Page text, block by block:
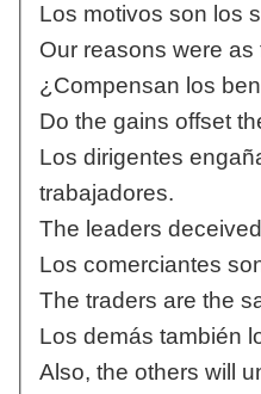
Los motivos son los
Our reasons were as
¿Compensan los
Do the gains offset
Los dirigentes
trabajadores.
The leaders
Los comerciantes
The traders are the
Los demás también
Also, the others will